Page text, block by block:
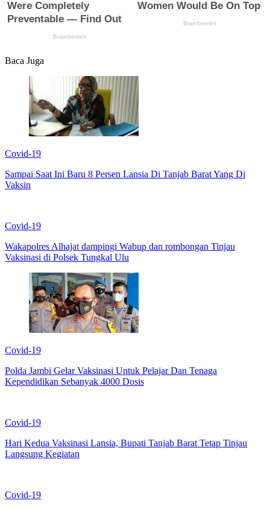
Baca Juga
Covid-19
Sampai Saat Ini Baru 8 Persen Lansia Di Tanjab Barat Yang Di
Vaksin
Covid-19
Wakapolres Alhajat dampingi Wabup dan rombongan Tinjau
Vaksinasi di Polsek Tungkal Ulu
Covid-19
Polda Jambi Gelar Vaksinasi Untuk Pelajar Dan Tenaga
Kependidikan Sebanyak 4000 Dosis
Covid-19
Hari Kedua Vaksinasi Lansia, Bupati Tanjab Barat Tetap Tinjau
Langsung Kegiatan
Covid-19